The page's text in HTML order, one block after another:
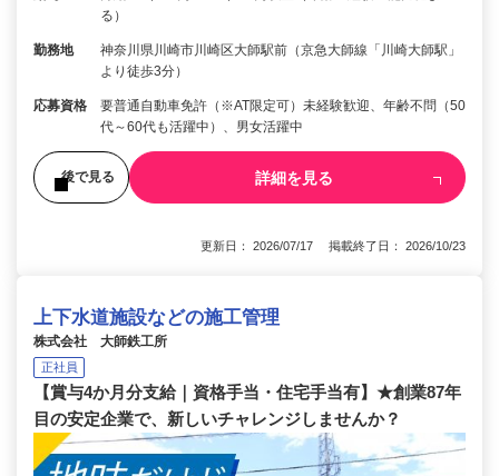
る）
勤務地
神奈川県川崎市川崎区大師駅前（京急大師線「川崎大師駅」
より徒歩3分）
応募資格
要普通自動車免許（※AT限定可）未経験歓迎、年齢不問（50
代～60代も活躍中）、男女活躍中
後で見る 詳細を見る
更新日： 2026/07/17 掲載終了日： 2026/10/23
上下水道施設などの施工管理
株式会社 大師鉄工所
正社員
【賞与4か月分支給｜資格手当・住宅手当有】★創業87年
目の安定企業で、新しいチャレンジしませんか？